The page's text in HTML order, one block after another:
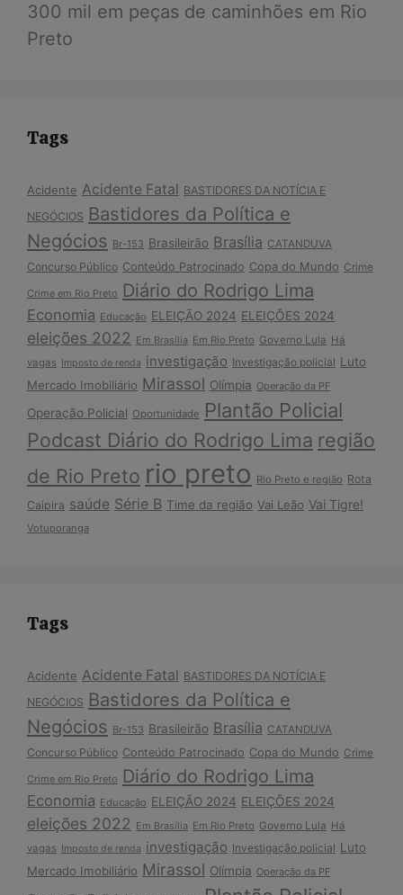
300 mil em peças de caminhões em Rio
Preto
Tags
Acidente Acidente Fatal BASTIDORES DA NOTÍCIA E
NEGÓCIOS Bastidores da Política e
Negócios Br-153 Brasileirão Brasília CATANDUVA
Concurso Público Conteúdo Patrocinado Copa do Mundo Crime
Crime em Rio Preto Diário do Rodrigo Lima
Economia Educação ELEIÇÃO 2024 ELEIÇÕES 2024
eleições 2022 Em Brasília Em Rio Preto Governo Lula Há
vagas
Imposto de renda investigação Investigação policial Luto
Mercado Imobiliário Mirassol Olímpia Operação da PF
Operação Policial Oportunidade Plantão Policial
Podcast Diário do Rodrigo Lima região
de Rio Preto rio preto Rio Preto e região Rota
Caipira saúde Série B Time da região Vai Leão Vai Tigre!
Votuporanga
Tags
Acidente Acidente Fatal BASTIDORES DA NOTÍCIA E
NEGÓCIOS Bastidores da Política e
Negócios Br-153 Brasileirão Brasília CATANDUVA
Concurso Público Conteúdo Patrocinado Copa do Mundo Crime
Crime em Rio Preto Diário do Rodrigo Lima
Economia Educação ELEIÇÃO 2024 ELEIÇÕES 2024
eleições 2022 Em Brasília Em Rio Preto Governo Lula Há
vagas
Imposto de renda investigação Investigação policial Luto
Mercado Imobiliário Mirassol Olímpia Operação da PF